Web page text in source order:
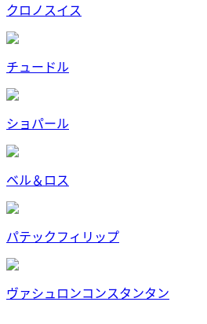
クロノスイス
チュードル
ショパール
ベル＆ロス
パテックフィリップ
ヴァシュロンコンスタンタン